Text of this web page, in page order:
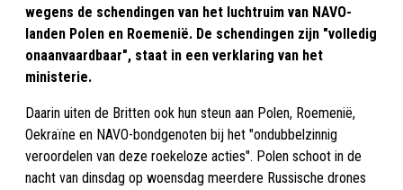
wegens de schendingen van het luchtruim van NAVO-
landen Polen en Roemenië. De schendingen zijn "volledig
onaanvaardbaar", staat in een verklaring van het
ministerie.
Daarin uiten de Britten ook hun steun aan Polen, Roemenië,
Oekraïne en NAVO-bondgenoten bij het "ondubbelzinnig
veroordelen van deze roekeloze acties". Polen schoot in de
nacht van dinsdag op woensdag meerdere Russische drones